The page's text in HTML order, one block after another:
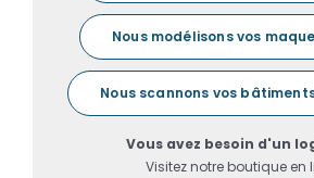
Nous modélisons vos
Nous scannons vos
Vous avez besoin d'un
Visitez notre boutique en